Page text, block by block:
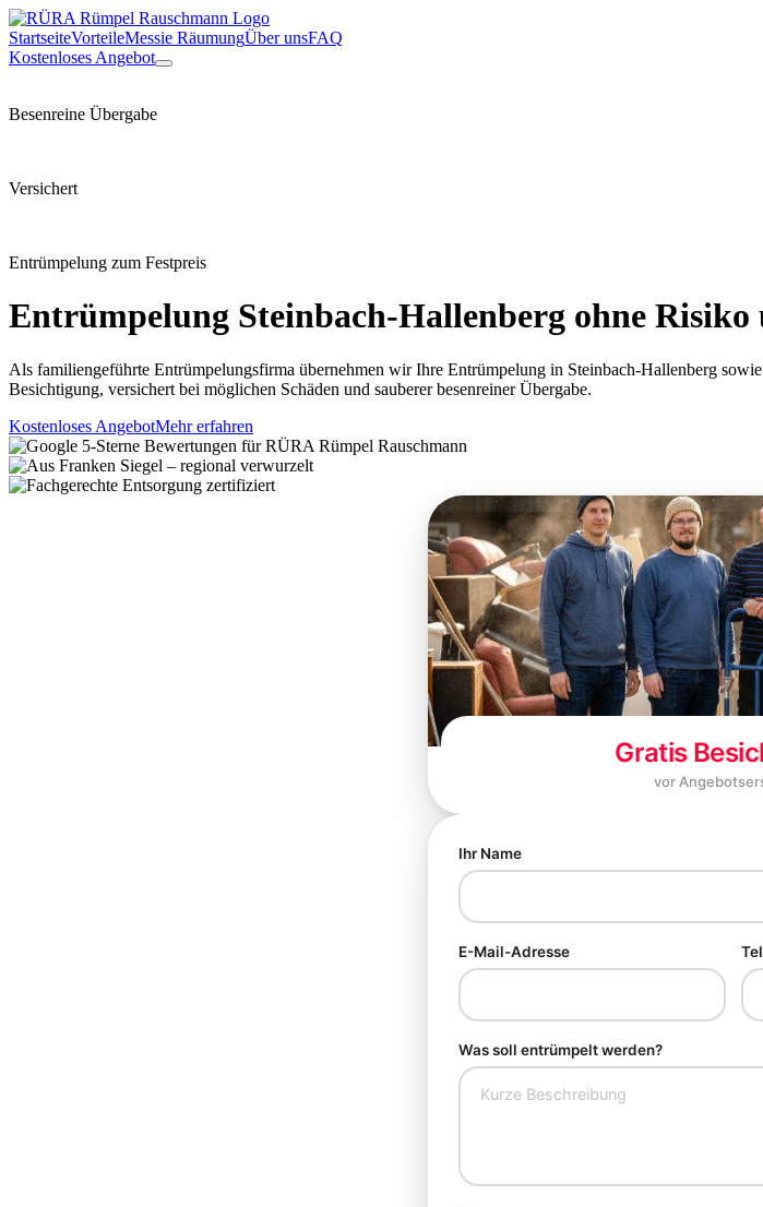
StartseiteVorteileMessie RäumungÜber unsFAQ
Kostenloses Angebot
Besenreine Übergabe
Versichert
Entrümpelung zum Festpreis
Entrümpelung Steinbach-Hallenberg ohne Risiko
Als familiengeführte Entrümpelungsfirma übernehmen wir Ihre Entrümpelung in Steinbach-Hallenberg
Besichtigung, versichert bei möglichen Schäden und sauberer besenreiner Übergabe.
Kostenloses AngebotMehr erfahren
Gratis
vor
Ihr Name
E-Mail-Adresse
Was soll entrümpelt werden?